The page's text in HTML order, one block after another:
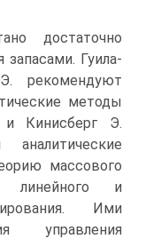
достаточно
запасами. Гуила-
рекомендуют
методы
и Кинисберг Э.
массового
линейного и
Ими
управления